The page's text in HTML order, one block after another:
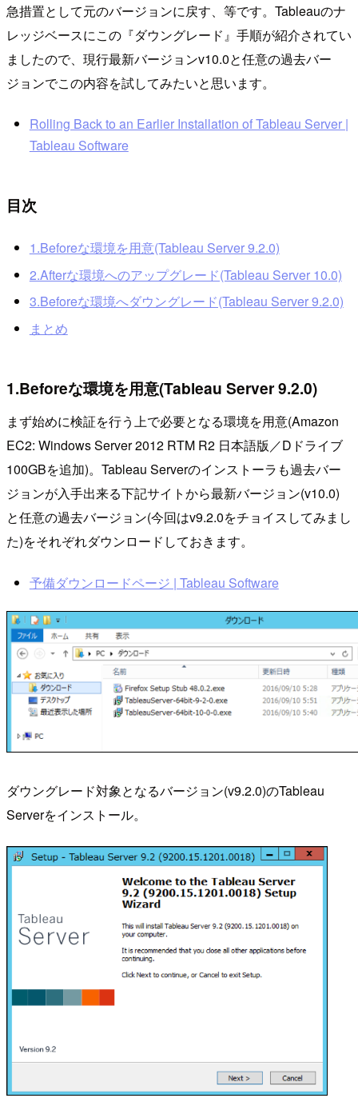
急措置として元のバージョンに戻す、等です。Tableauのナ
レッジベースにこの『ダウングレード』手順が紹介されてい
ましたので、現行最新バージョンv10.0と任意の過去バー
ジョンでこの内容を試してみたいと思います。
Rolling Back to an Earlier Installation of Tableau Server |
Tableau Software
目次
1.Beforeな環境を用意(Tableau Server 9.2.0)
2.Afterな環境へのアップグレード(Tableau Server 10.0)
3.Beforeな環境へダウングレード(Tableau Server 9.2.0)
まとめ
1.Beforeな環境を用意(Tableau Server 9.2.0)
まず始めに検証を行う上で必要となる環境を用意(Amazon
EC2: Windows Server 2012 RTM R2 日本語版／Dドライブ
100GBを追加)。Tableau Serverのインストーラも過去バー
ジョンが入手出来る下記サイトから最新バージョン(v10.0)
と任意の過去バージョン(今回はv9.2.0をチョイスしてみまし
た)をそれぞれダウンロードしておきます。
予備ダウンロードページ | Tableau Software
ダウングレード対象となるバージョン(v9.2.0)のTableau
Serverをインストール。